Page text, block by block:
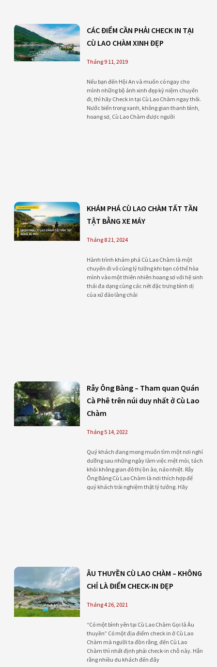
CÁC ĐIỂM CẦN PHẢI CHECK IN TẠI
CÙ LAO CHÀM XINH ĐẸP
Tháng 9 11, 2019
Nếu bạn đến Hội An và muốn có ngay cho
mình những bộ ảnh xinh đẹp kỷ niệm chuyến
đi, thì hãy Check in tại Cù Lao Chàm ngay thôi.
Nước biển trong xanh, không gian thanh bình,
hoang sơ, Cù Lao Chàm được người
KHÁM PHÁ CÙ LAO CHÀM TẤT TẦN
TẬT BẰNG XE MÁY
Tháng 8 21, 2024
Hành trình khám phá Cù Lao Chàm là một
chuyến đi vô cùng lý tưởng khi bạn có thể hòa
mình vào một thiên nhiên hoang sơ với hệ sinh
thái đa dạng cùng các nét đặc trưng bình dị
của xứ đảo làng chài
Rẫy Ông Bàng – Tham quan Quán
Cà Phê trên núi duy nhất ở Cù Lao
Chàm
Tháng 5 14, 2022
Quý khách đang mong muốn tìm một nơi nghỉ
dưỡng sau những ngày làm việc mệt mỏi, tách
khỏi không gian đô thị ồn ào, náo nhiệt. Rẫy
Ông Bàng Cù Lao Chàm là nơi thích hợp để
quý khách trải nghiệm thật lý tưởng. Hãy
ÂU THUYỀN CÙ LAO CHÀM – KHÔNG
CHỈ LÀ ĐIỂM CHECK-IN ĐẸP
Tháng 4 26, 2021
“Có một bình yên tại Cù Lao Chàm Gọi là Âu
thuyền” Có một địa điểm check in ở Cù Lao
Chàm mà người ta đồn rằng, đến Cù Lao
Chàm thì nhất định phải check-in chỗ này. Hẳn
rằng nhiều du khách đến đây